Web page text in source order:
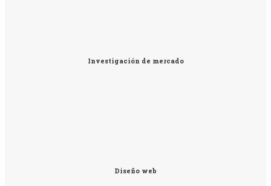
Investigación de mercado
Diseño web